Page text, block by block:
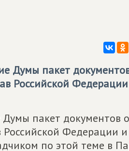
Думы пакет
Российской
Думы пакет документов о
Федерации и
по этой теме в